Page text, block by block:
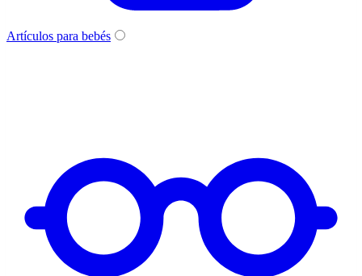
Artículos para bebés